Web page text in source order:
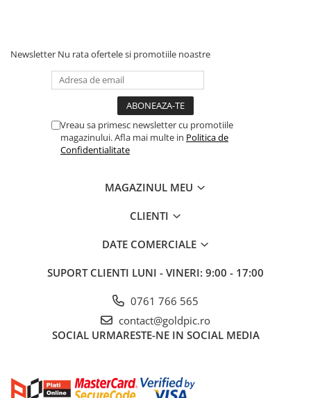
Newsletter Nu rata ofertele si promotiile noastre
Vreau sa primesc newsletter cu promotiile
magazinului. Afla mai multe in Politica de
Confidentialitate
MAGAZINUL MEU
CLIENTI
DATE COMERCIALE
SUPORT CLIENTI LUNI - VINERI: 9:00 - 17:00
0761 766 565
contact@goldpic.ro
SOCIAL URMARESTE-NE IN SOCIAL MEDIA